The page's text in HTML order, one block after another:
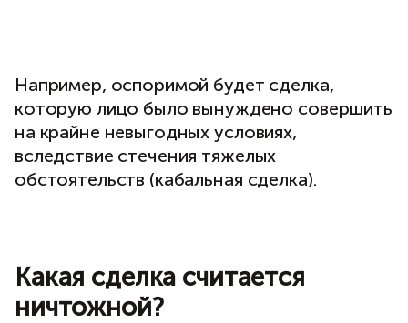
Например, оспоримой будет сделка,
которую лицо было вынуждено совершить
на крайне невыгодных условиях,
вследствие стечения тяжелых
обстоятельств (кабальная сделка).
Какая сделка считается
ничтожной?